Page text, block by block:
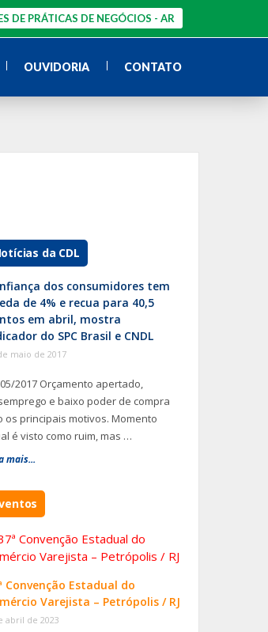
DE PRÁTICAS DE NEGÓCIOS - AR
OUVIDORIA CONTATO
da CDL
dos consumidores tem
de 4% e recua para 40,5
em abril, mostra
do SPC Brasil e CNDL
maio de 2017
2017 Orçamento apertado,
e baixo poder de compra
os principais motivos. Momento
é visto como ruim, mas …
mais...
Convenção Estadual do
Varejista – Petrópolis / RJ
abril de 2023